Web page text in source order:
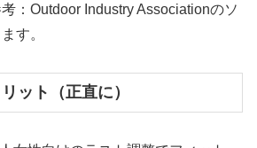
：Outdoor Industry Associationのソ
す。
ット（正直に）